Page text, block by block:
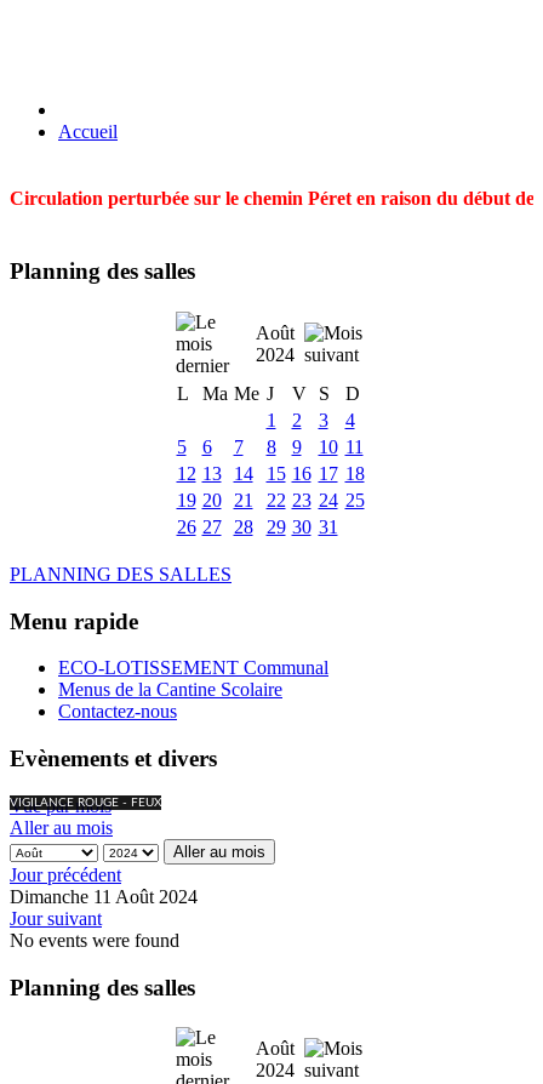
Accueil
Circulation perturbée sur le chemin Péret en raison du début
Planning des salles
Août
2024
L
Ma Me J V S
D
1
2 3
4
5
6 7 8 9 10 11
12 13 14 15 16 17 18
19 20 21 22 23 24 25
26 27 28 29 30 31
PLANNING DES SALLES
Menu rapide
ECO-LOTISSEMENT Communal
Menus de la Cantine Scolaire
Contactez-nous
Evènements et divers
VIGILANCE ROUGE - FEUX
Vue par mois
Aller au mois
Aller au mois
Jour précédent
Dimanche 11 Août 2024
Jour suivant
No events were found
Planning des salles
Août
2024